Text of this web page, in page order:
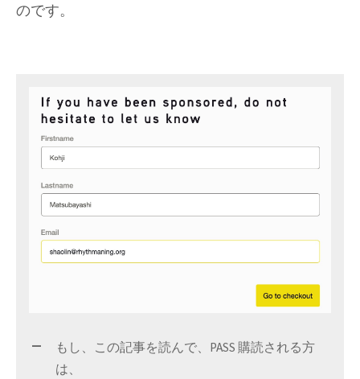
のです。
もし、この記事を読んで、PASS 購読される方
は、